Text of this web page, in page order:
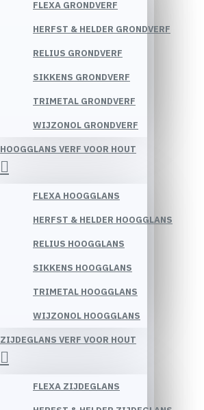
FLEXA GRONDVERF
HERFST & HELDER GRONDVERF
RELIUS GRONDVERF
SIKKENS GRONDVERF
TRIMETAL GRONDVERF
WIJZONOL GRONDVERF
HOOGGLANS VERF VOOR HOUT
FLEXA HOOGGLANS
HERFST & HELDER HOOGGLANS
RELIUS HOOGGLANS
SIKKENS HOOGGLANS
TRIMETAL HOOGGLANS
WIJZONOL HOOGGLANS
ZIJDEGLANS VERF VOOR HOUT
FLEXA ZIJDEGLANS